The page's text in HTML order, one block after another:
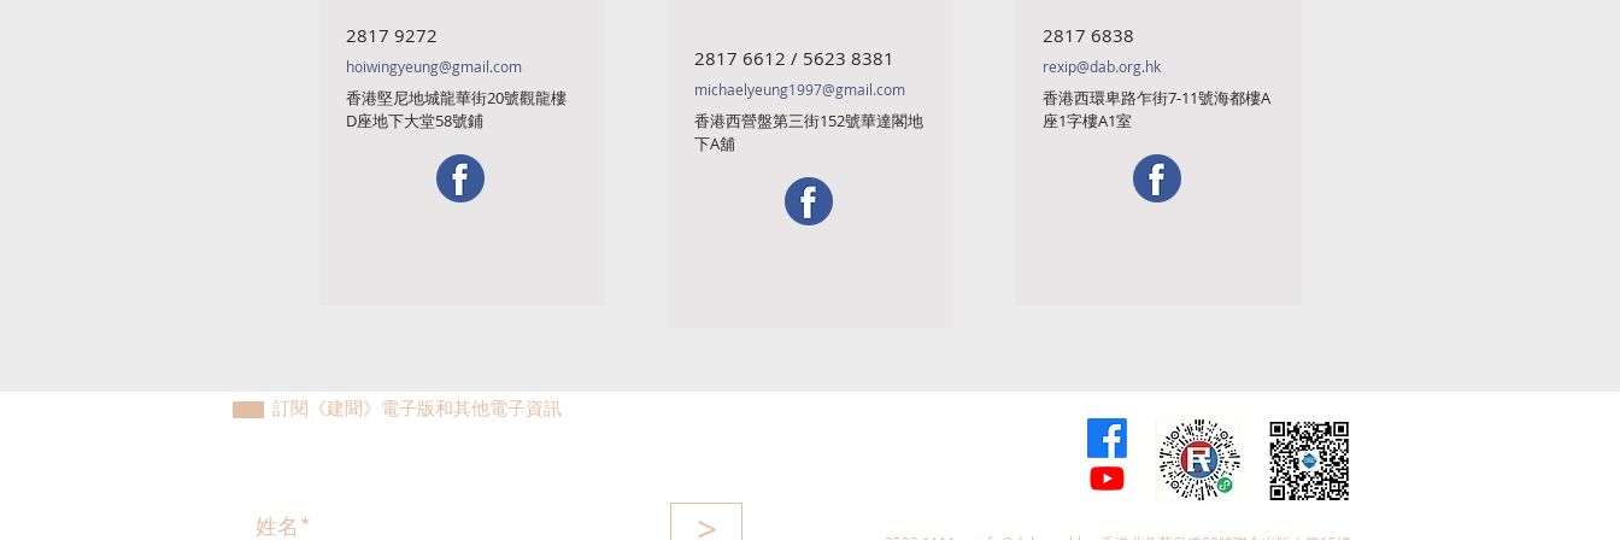
2817 9272
hoiwingyeung@gmail.com
香港堅尼地城龍華街20號觀龍樓
D座地下大堂58號鋪
2817 6612 / 5623 8381
michaelyeung1997@gmail.com
香港西營盤第三街152號華達閣地
下A舖
2817 6838
rexip@dab.org.hk
香港西環卑路乍街7-11號海都樓A
座1字樓A1室
訂閱《建聞》電子版和其他電子資訊
>